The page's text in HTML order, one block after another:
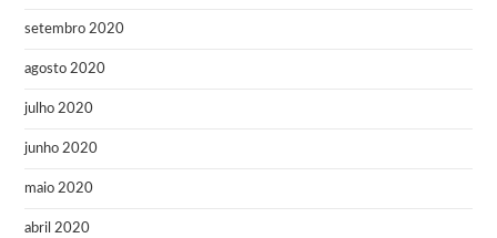
setembro 2020
agosto 2020
julho 2020
junho 2020
maio 2020
abril 2020